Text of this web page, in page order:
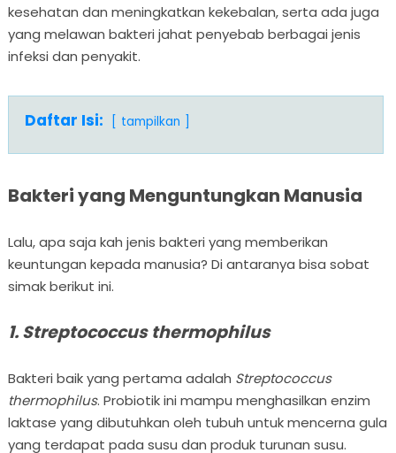
kesehatan dan meningkatkan kekebalan, serta ada juga
yang melawan bakteri jahat penyebab berbagai jenis
infeksi dan penyakit.
Daftar Isi: tampilkan
Bakteri yang Menguntungkan Manusia
Lalu, apa saja kah jenis bakteri yang memberikan
keuntungan kepada manusia? Di antaranya bisa sobat
simak berikut ini.
1. Streptococcus thermophilus
Bakteri baik yang pertama adalah Streptococcus
thermophilus. Probiotik ini mampu menghasilkan enzim
laktase yang dibutuhkan oleh tubuh untuk mencerna gula
yang terdapat pada susu dan produk turunan susu.